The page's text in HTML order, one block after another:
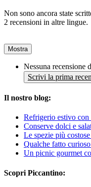
Non sono ancora state
2 recensioni in altre lingue.
Mostra
Nessuna recensione
Scrivi la prima
Il nostro blog:
Refrigerio estivo
Conserve dolci e
Le spezie più
Qualche fatto
Un picnic gourmet
Scopri Piccantino: